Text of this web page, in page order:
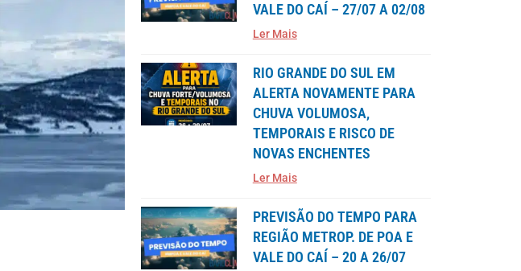
VALE DO CAÍ – 27/07 A 02/08
Ler Mais
RIO GRANDE DO SUL EM
ALERTA NOVAMENTE PARA
CHUVA VOLUMOSA,
TEMPORAIS E RISCO DE
NOVAS ENCHENTES
Ler Mais
PREVISÃO DO TEMPO PARA
REGIÃO METROP. DE POA E
VALE DO CAÍ – 20 A 26/07